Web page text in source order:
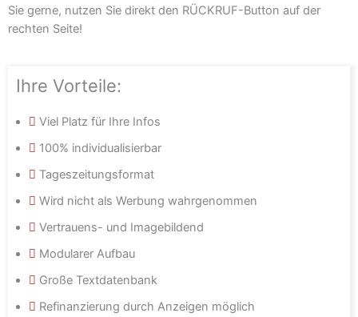
Sie gerne, nutzen Sie direkt den RÜCKRUF-Button auf der
rechten Seite!
Ihre Vorteile:
Viel Platz für Ihre Infos
100% individualisierbar
Tageszeitungsformat
Wird nicht als Werbung wahrgenommen
Vertrauens- und Imagebildend
Modularer Aufbau
Große Textdatenbank
Refinanzierung durch Anzeigen möglich